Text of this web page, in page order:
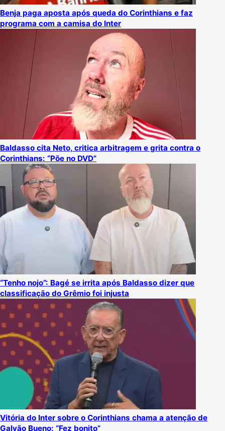
Benja paga aposta após queda do Corinthians e faz
programa com a camisa do Inter
Baldasso cita Neto, critica arbitragem e grita contra o
Corinthians: “Põe no DVD”
“Tenho nojo”: Bagé se irrita após Baldasso dizer que
classificação do Grêmio foi injusta
Vitória do Inter sobre o Corinthians chama a atenção de
Galvão Bueno: “Fez bonito”